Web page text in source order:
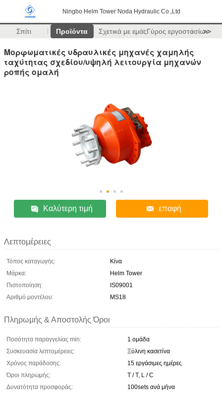
Ningbo Helm Tower Noda Hydraulic Co.,Ltd
Σπίτι Προϊόντα Σχετικά με εμάςΓύρος εργοστασίων
>>
Μορφωματικές υδραυλικές μηχανές χαμηλής
ταχύτητας σχεδίου/υψηλή λειτουργία μηχανών
ροπής ομαλή
Καλύτερη τιμή επαφή
Λεπτομέρειες
Τόπος καταγωγής:
Κίνα
Μάρκα:
Helm Tower
Πιστοποίηση:
IS09001
Αριθμό μοντέλου:
MS18
Πληρωμής & Αποστολής Όροι
Ποσότητα παραγγελίας min:
1 ομάδα
Συσκευασία λεπτομέρειες:
Ξύλινη κασετίνα
Χρόνος παράδοσης:
15 εργάσιμες ημέρες
Όροι πληρωμής:
T / T, L / C
Δυνατότητα προσφοράς:
100sets ανά μήνα